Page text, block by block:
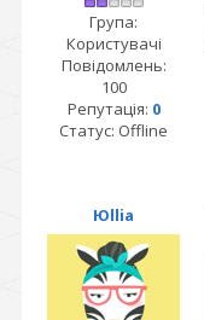
Група:
Користувачі
Повідомлень:
100
Репутація: 0
Статус: Offline
Юllia